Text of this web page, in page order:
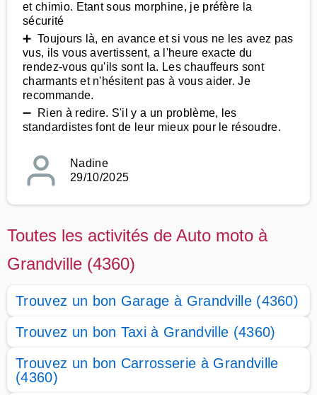
et chimio. Etant sous morphine, je préfère la
sécurité
➕ Toujours là, en avance et si vous ne les avez pas
vus, ils vous avertissent, a l'heure exacte du
rendez-vous qu'ils sont la. Les chauffeurs sont
charmants et n'hésitent pas à vous aider. Je
recommande.
➖ Rien à redire. S'il y a un problème, les
standardistes font de leur mieux pour le résoudre.
Nadine
29/10/2025
Toutes les activités de Auto moto à
Grandville (4360)
Trouvez un bon Garage à Grandville (4360)
Trouvez un bon Taxi à Grandville (4360)
Trouvez un bon Carrosserie à Grandville
(4360)